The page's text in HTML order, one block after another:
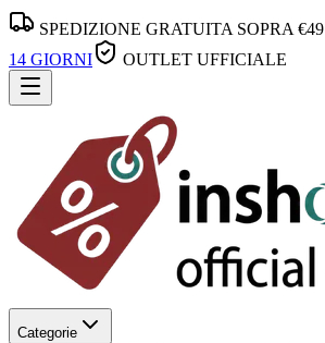
SPEDIZIONE GRATUITA SOPRA €49
14 GIORNI
OUTLET UFFICIALE
Categorie